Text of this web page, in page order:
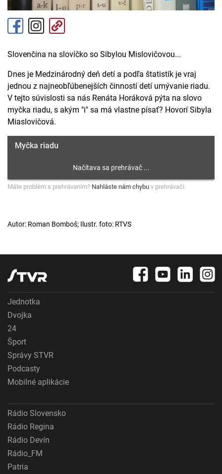
Slovenčina na slovíčko so Sibylou Mislovičovou...
Dnes je Medzinárodný deň detí a podľa štatistík je vraj
jednou z najneobľúbenejších činností detí umývanie riadu.
V tejto súvislosti sa nás Renáta Horáková pýta na slovo
myčka riadu, s akým "i" sa má vlastne písať? Hovorí Sibyla
Miaslovičová.
Myčka riadu
Máte problém s prehrávaním? Nahláste nám chybu v prehrávači.
Autor: Roman Bomboš; Ilustr. foto: RTVS
Jednotka
Dvojka
24
Šport
Správy STVR
Podcasty
Mobilné aplikácie
Rádio Slovensko
Rádio Regina
Rádio Devín
Rádio_FM
Patria